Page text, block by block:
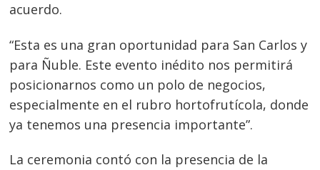
acuerdo.
“Esta es una gran oportunidad para San Carlos y
para Ñuble. Este evento inédito nos permitirá
posicionarnos como un polo de negocios,
especialmente en el rubro hortofrutícola, donde
ya tenemos una presencia importante”.
La ceremonia contó con la presencia de la
de
entradas